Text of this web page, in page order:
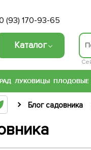
(93) 170-93-65
Каталог
ЛУКОВИЦЫ ПЛОДОВЫЕ
Блог садовника